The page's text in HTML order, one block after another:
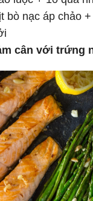
bò nạc áp chảo
cân với trứng